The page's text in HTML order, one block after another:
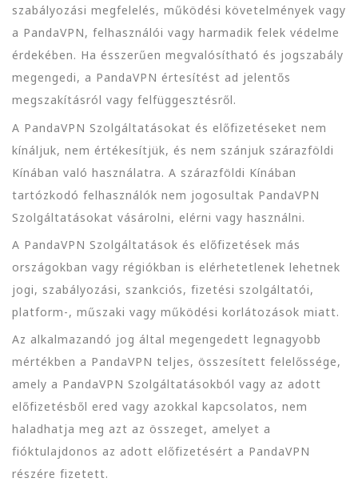
szabályozási megfelelés, működési követelmények vagy
a PandaVPN, felhasználói vagy harmadik felek védelme
érdekében. Ha ésszerűen megvalósítható és jogszabály
megengedi, a PandaVPN értesítést ad jelentős
megszakításról vagy felfüggesztésről.
A PandaVPN Szolgáltatásokat és előfizetéseket nem
kínáljuk, nem értékesítjük, és nem szánjuk szárazföldi
Kínában való használatra. A szárazföldi Kínában
tartózkodó felhasználók nem jogosultak PandaVPN
Szolgáltatásokat vásárolni, elérni vagy használni.
A PandaVPN Szolgáltatások és előfizetések más
országokban vagy régiókban is elérhetetlenek lehetnek
jogi, szabályozási, szankciós, fizetési szolgáltatói,
platform-, műszaki vagy működési korlátozások miatt.
Az alkalmazandó jog által megengedett legnagyobb
mértékben a PandaVPN teljes, összesített felelőssége,
amely a PandaVPN Szolgáltatásokból vagy az adott
előfizetésből ered vagy azokkal kapcsolatos, nem
haladhatja meg azt az összeget, amelyet a
fióktulajdonos az adott előfizetésért a PandaVPN
részére fizetett.